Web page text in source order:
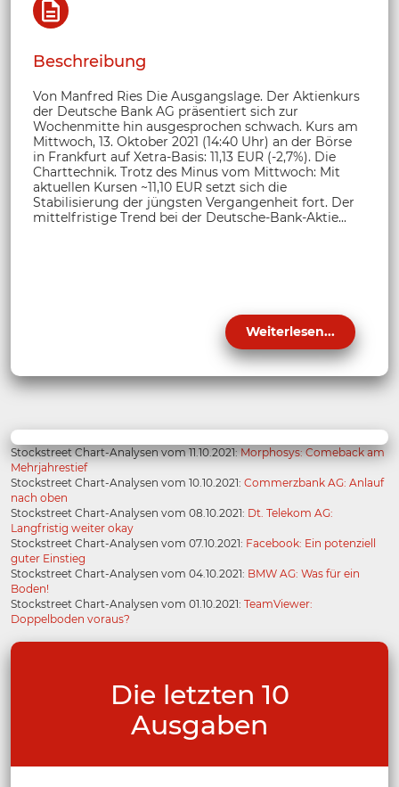
Beschreibung
Von Manfred Ries Die Ausgangslage. Der Aktienkurs
der Deutsche Bank AG präsentiert sich zur
Wochenmitte hin ausgesprochen schwach. Kurs am
Mittwoch, 13. Oktober 2021 (14:40 Uhr) an der Börse
in Frankfurt auf Xetra-Basis: 11,13 EUR (-2,7%). Die
Charttechnik. Trotz des Minus vom Mittwoch: Mit
aktuellen Kursen ~11,10 EUR setzt sich die
Stabilisierung der jüngsten Vergangenheit fort. Der
mittelfristige Trend bei der Deutsche-Bank-Aktie...
Weiterlesen...
Stockstreet Chart-Analysen vom 11.10.2021:Morphosys: Comeback am
Mehrjahrestief
Stockstreet Chart-Analysen vom 10.10.2021: Commerzbank AG: Anlauf
nach oben
Stockstreet Chart-Analysen vom 08.10.2021: Dt. Telekom AG:
Langfristig weiter okay
Stockstreet Chart-Analysen vom 07.10.2021: Facebook: Ein potenziell
guter Einstieg
Stockstreet Chart-Analysen vom 04.10.2021: BMW AG: Was für ein
Boden!
Stockstreet Chart-Analysen vom 01.10.2021: TeamViewer:
Doppelboden voraus?
Die letzten 10
Ausgaben